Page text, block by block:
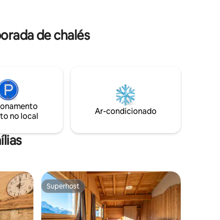
viva tudo isso com conforto em um chalé
de chalés
no local
Ar-condicionado
Superhost
Superhost